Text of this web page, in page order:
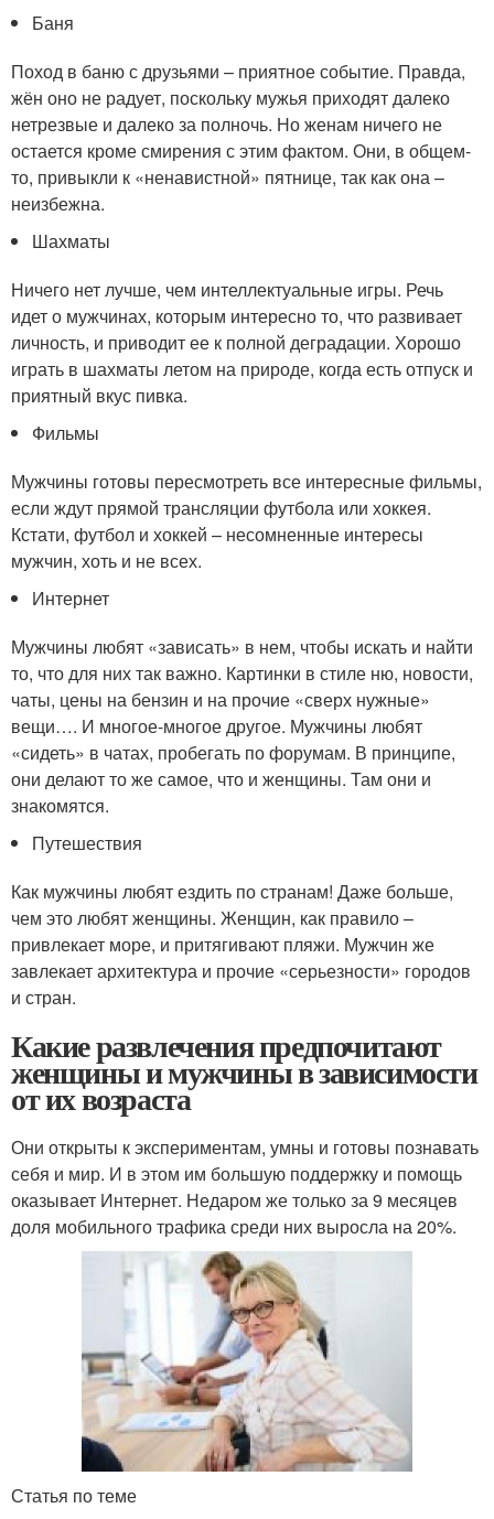
Баня
Поход в баню с друзьями – приятное событие. Правда,
жён оно не радует, поскольку мужья приходят далеко
нетрезвые и далеко за полночь. Но женам ничего не
остается кроме смирения с этим фактом. Они, в общем-
то, привыкли к «ненавистной» пятнице, так как она –
неизбежна.
Шахматы
Ничего нет лучше, чем интеллектуальные игры. Речь
идет о мужчинах, которым интересно то, что развивает
личность, и приводит ее к полной деградации. Хорошо
играть в шахматы летом на природе, когда есть отпуск и
приятный вкус пивка.
Фильмы
Мужчины готовы пересмотреть все интересные фильмы,
если ждут прямой трансляции футбола или хоккея.
Кстати, футбол и хоккей – несомненные интересы
мужчин, хоть и не всех.
Интернет
Мужчины любят «зависать» в нем, чтобы искать и найти
то, что для них так важно. Картинки в стиле ню, новости,
чаты, цены на бензин и на прочие «сверх нужные»
вещи…. И многое-многое другое. Мужчины любят
«сидеть» в чатах, пробегать по форумам. В принципе,
они делают то же самое, что и женщины. Там они и
знакомятся.
Путешествия
Как мужчины любят ездить по странам! Даже больше,
чем это любят женщины. Женщин, как правило –
привлекает море, и притягивают пляжи. Мужчин же
завлекает архитектура и прочие «серьезности» городов
и стран.
Какие развлечения предпочитают
женщины и мужчины в зависимости
от их возраста
Они открыты к экспериментам, умны и готовы познавать
себя и мир. И в этом им большую поддержку и помощь
оказывает Интернет. Недаром же только за 9 месяцев
доля мобильного трафика среди них выросла на 20%.
Статья по теме